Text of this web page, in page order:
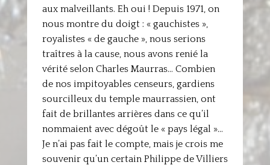
aux malveillants. Eh oui ! Depuis 1971, on
nous montre du doigt : « gauchistes »,
royalistes « de gauche », nous serions
traîtres à la cause, nous avons renié la
vérité selon Charles Maurras… Combien
de nos impitoyables censeurs, gardiens
sourcilleux du temple maurrassien, ont
fait de brillantes arrières dans ce qu’il
nommaient avec dégoût le « pays légal »…
Je n’ai pas fait le compte, mais je crois me
souvenir qu’un certain Philippe de Villiers